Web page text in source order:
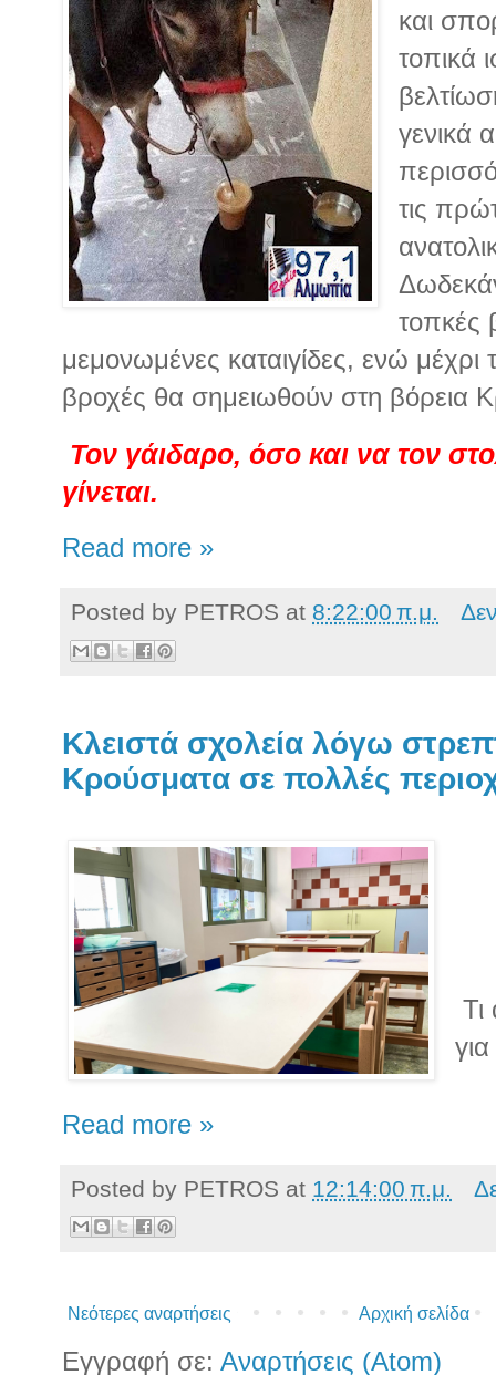
και
τοπικά
γενικά
τις
τοπκές
μεμονωμένες καταιγίδες, ενώ μέχρι
βροχές θα σημειωθούν στη βόρεια
Τον γάιδαρο, όσο και να τον
γίνεται.
Read more »
Posted by PETROS at 8:22:00 π.μ.
Κλειστά σχολεία λόγω
Κρούσματα σε πολλές
Τι
Read more »
Posted by PETROS at 12:14:00 π.μ.
Νεότερες αναρτήσεις Αρχική σελίδα
Εγγραφή σε: Αναρτήσεις (Atom)